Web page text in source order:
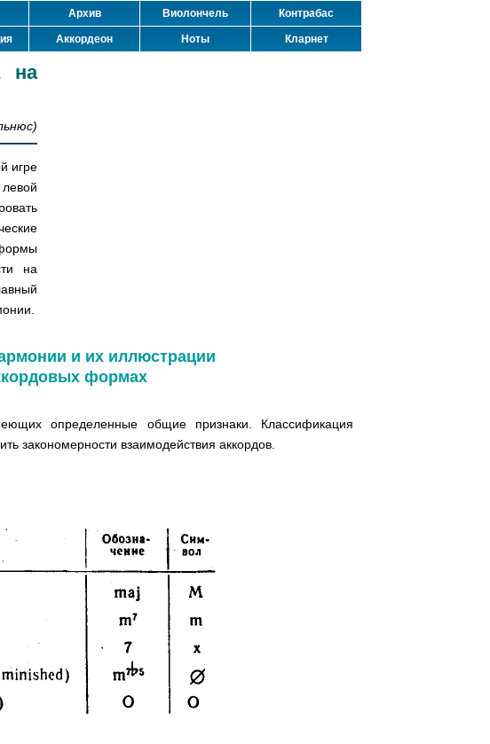
Архив Виолончель Контрабас
Аккордеон Ноты Кларнет
на
игре
на
и их иллюстрации
формах
определенные общие признаки. Классификация
закономерности взаимодействия аккордов.